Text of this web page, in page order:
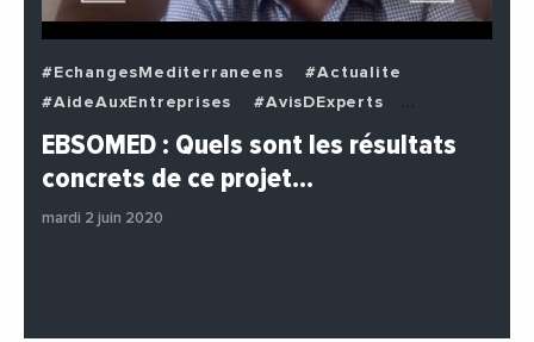
#EchangesMediterraneens
#Actualite
#AideAuxEntreprises
#AvisDExperts
#BuzzNews
#Decideurs
#Entreprises
#Institutions
EBSOMED : Quels sont les résultats
concrets de ce projet…
mardi 2 juin 2020